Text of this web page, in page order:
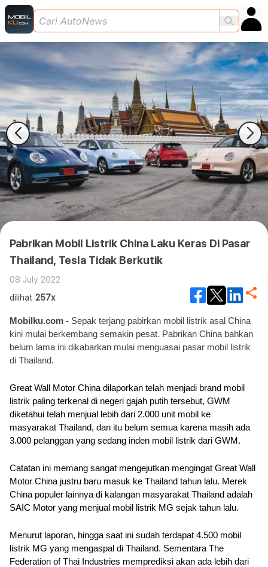
Pabrikan Mobil Listrik China Laku Keras Di Pasar
Thailand, Tesla Tidak Berkutik
08 July 2022
dilihat 257x
Mobilku.com - Sepak terjang pabirkan mobil listrik asal China
kini mulai berkembang semakin pesat. Pabrikan China bahkan
belum lama ini dikabarkan mulai menguasai pasar mobil listrik
di Thailand.
Great Wall Motor China dilaporkan telah menjadi brand mobil
listrik paling terkenal di negeri gajah putih tersebut, GWM
diketahui telah menjual lebih dari 2.000 unit mobil ke
masyarakat Thailand, dan itu belum semua karena masih ada
3.000 pelanggan yang sedang inden mobil listrik dari GWM.
Catatan ini memang sangat mengejutkan mengingat Great Wall
Motor China justru baru masuk ke Thailand tahun lalu. Merek
China populer lainnya di kalangan masyarakat Thailand adalah
SAIC Motor yang menjual mobil listrik MG sejak tahun lalu.
Menurut laporan, hingga saat ini sudah terdapat 4.500 mobil
listrik MG yang mengaspal di Thailand. Sementara The
Federation of Thai Industries memprediksi akan ada lebih dari